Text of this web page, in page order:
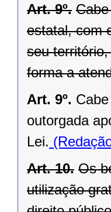
Art. 9º.
estatal, com
seu
forma a
Art. 9º.
outorgada
Lei.
Art. 10. Os
utilização